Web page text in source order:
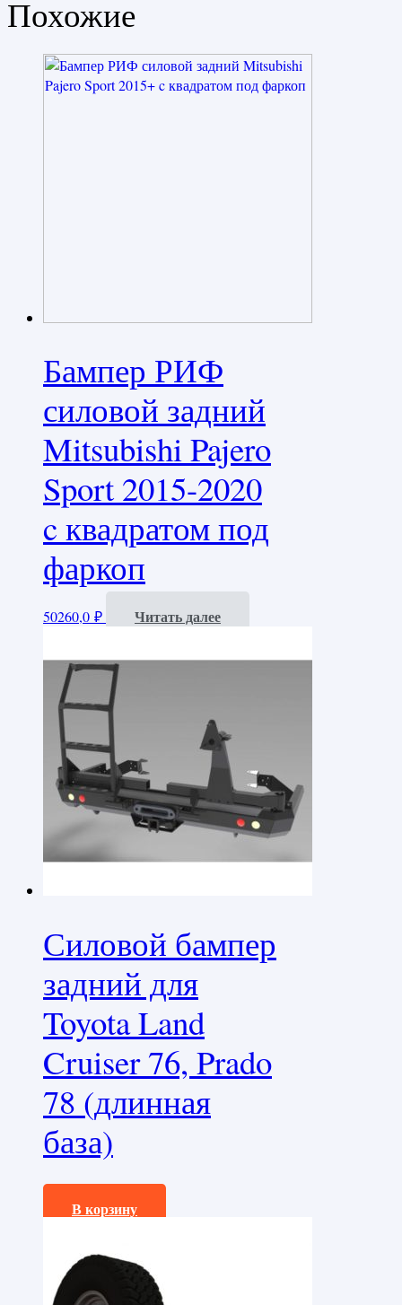
Похожие
Бампер РИФ
силовой задний
Mitsubishi Pajero
Sport 2015-2020
c квадратом под
фаркоп
50260,0 ₽ Читать далее
Силовой бампер
задний для
Toyota Land
Cruiser 76, Prado
78 (длинная
база)
54000,0₽
В корзину